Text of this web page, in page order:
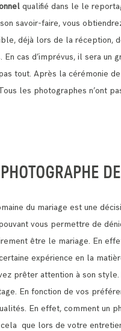
qualifié dans le le
savoir-faire, vous
déjà lors de la réception,
cas d’imprévus, il sera
tout. Après la cérémonie
les photographes n’ont
du mariage est une
vous permettre de
être le mariage. En
expérience en la
prêter attention à son style.
En fonction de vos
En effet, comment un
cela que lors de votre